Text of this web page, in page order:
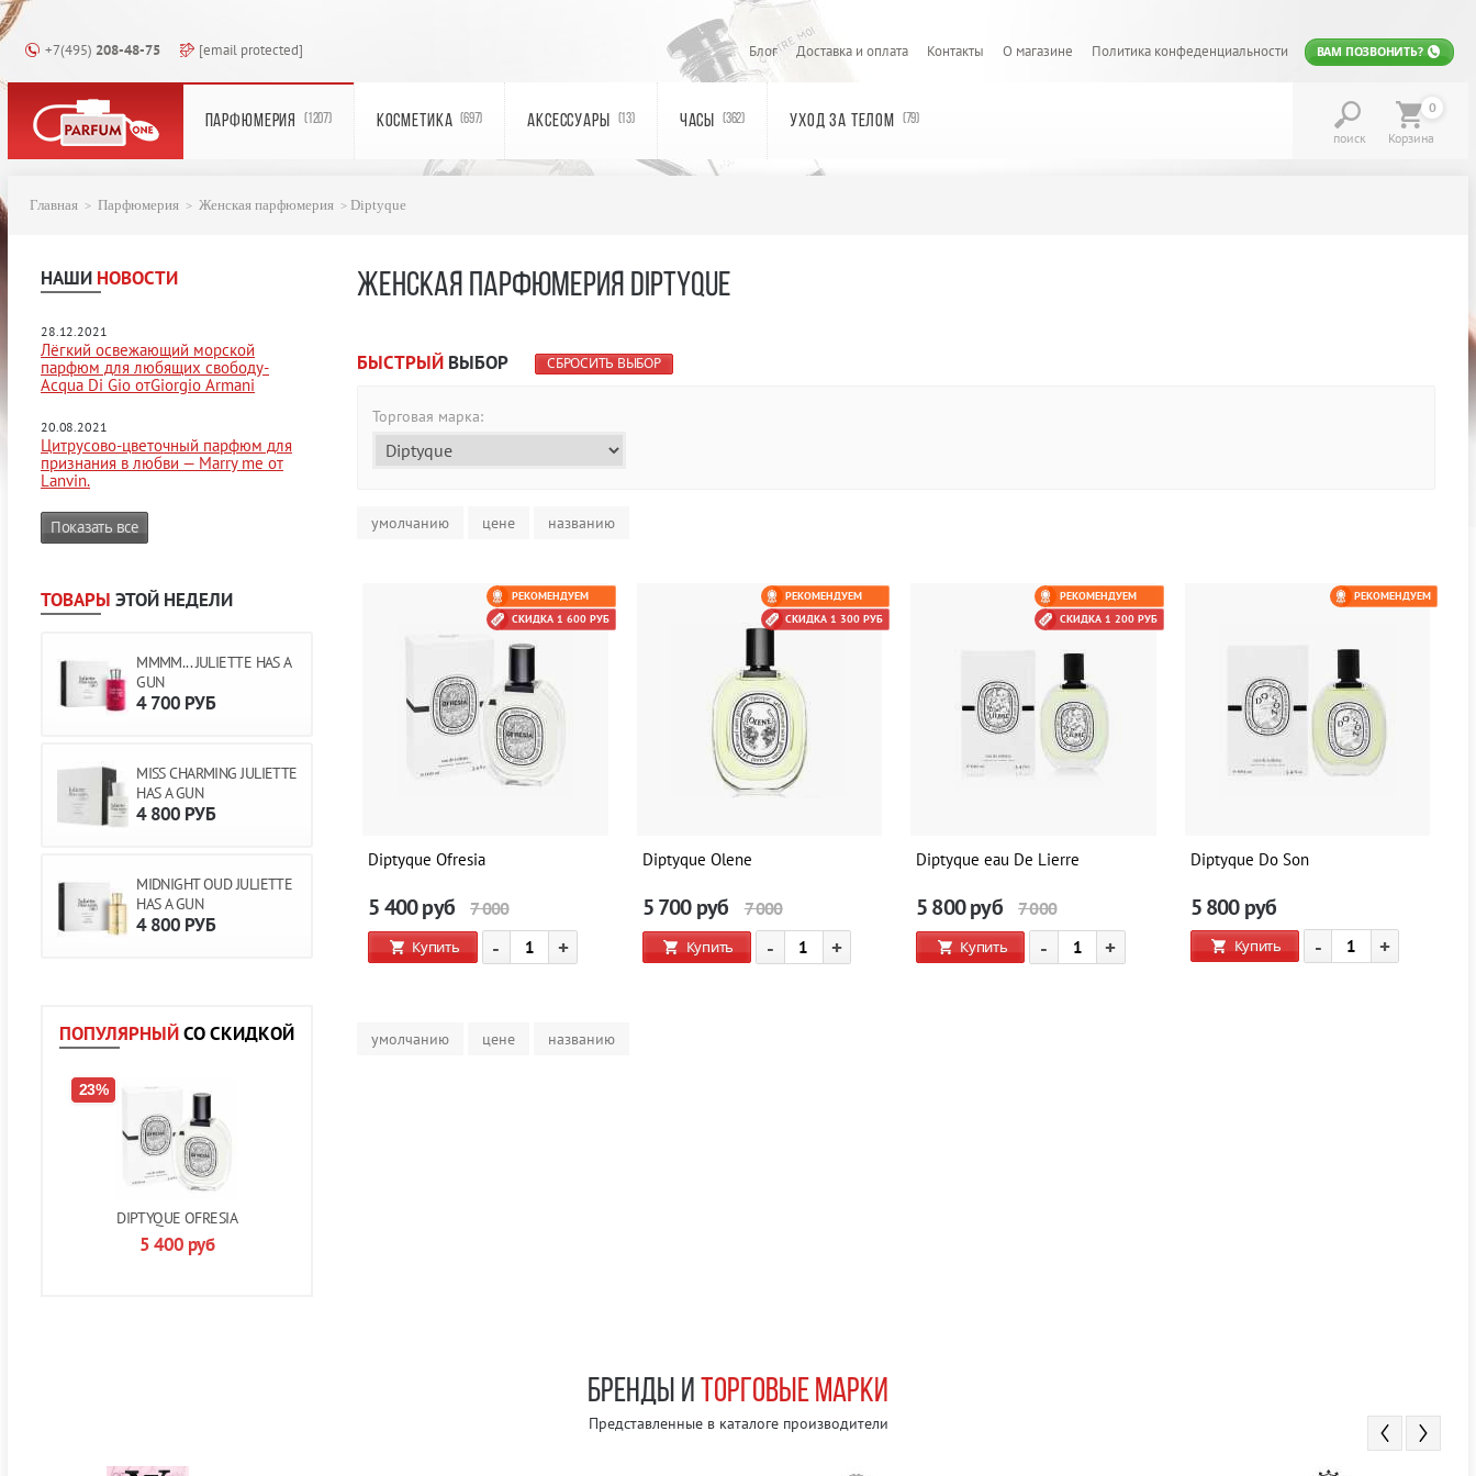
+7(495) 208-48-75 [email protected] Блог Доставка и оплата Контакты О магазине Политика конфеденциальности ВАМ ПОЗВОНИТЬ?
ПАРФЮМЕРИЯ (1207) КОСМЕТИКА (697) АКСЕССУАРЫ (13) ЧАСЫ (362) УХОД ЗА ТЕЛОМ (79)
поиск
0
Корзина
Главная Парфюмерия Женская парфюмерия Diptyque
НАШИ НОВОСТИ
28.12.2021
Лёгкий освежающий морской
парфюм для любящих свободу-
Acqua Di Gio отGiorgio Armani
20.08.2021
Цитрусово-цветочный парфюм для
признания в любви — Marry me от
Lanvin.
Показать все
ТОВАРЫ ЭТОЙ НЕДЕЛИ
MMMM... JULIETTE HAS A
GUN
4 700 РУБ
MISS CHARMING JULIETTE
HAS A GUN
4 800 РУБ
MIDNIGHT OUD JULIETTE
HAS A GUN
4 800 РУБ
ПОПУЛЯРНЫЙСО СКИДКОЙ
DIPTYQUE OFRESIA
5 400 руб
23%
ЖЕНСКАЯ ПАРФЮМЕРИЯ DIPTYQUE
БЫСТРЫЙ ВЫБОР СБРОСИТЬ ВЫБОР
Торговая марка:
умолчанию цене названию
Diptyque Ofresia
5 400руб 7 000
Купить - +
РЕКОМЕНДУЕМ
СКИДКА 1 600 РУБ
Diptyque Olene
5 700 руб 7 000
Купить - +
РЕКОМЕНДУЕМ
СКИДКА 1 300 РУБ
Diptyque eau De Lierre
5 800руб 7 000
Купить - +
РЕКОМЕНДУЕМ
СКИДКА 1 200 РУБ
Diptyque Do Son
5 800 руб
Купить - +
РЕКОМЕНДУЕМ
умолчанию цене названию
БРЕНДЫ И ТОРГОВЫЕ МАРКИ
Представленные в каталоге производители